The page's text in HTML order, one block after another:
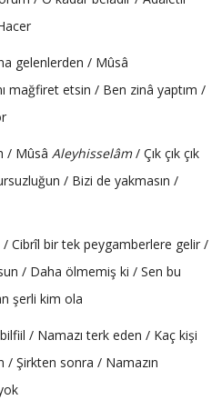
gelenlerden / Mûsâ
mağfiret etsin / Ben zinâ yaptım /
/ Mûsâ Aleyhisselâm/ Çık çık çık
/ Bizi de yakmasın /
Cibrîl bir tek peygamberlere gelir /
/ Daha ölmemiş ki / Sen bu
şerli kim ola
/ Namazı terk eden / Kaç kişi
Şirkten sonra / Namazın